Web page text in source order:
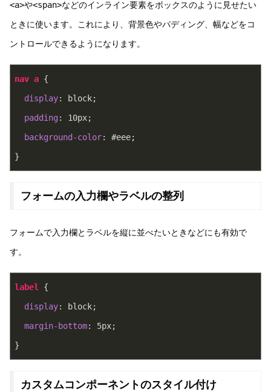
<a>や<span>などのインライン要素をボックスのように見せたい
ときに使います。これにより、背景色やパディング、幅などをコ
ントロールできるようになります。
nav a {
display: block;
padding : 10px;
background-color: #eee;
}
フォームの入力欄やラベルの整列
フォームで入力欄とラベルを縦に並べたいときなどにも有効で
す。
label
{
display: block;
margin-bottom: 5px;
}
カスタムコンポーネントのスタイル付け